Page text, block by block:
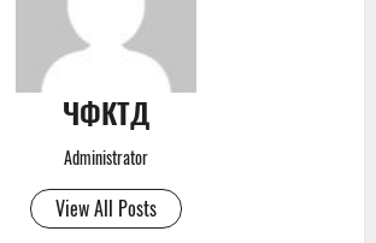
ЧФКТД
Administrator
View All Posts